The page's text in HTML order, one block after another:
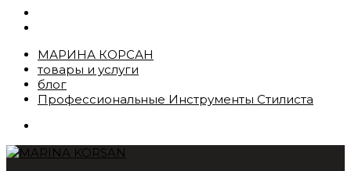
МАРИНА КОРСАН
товары и услуги
блог
Профессиональные Инструменты Стилиста